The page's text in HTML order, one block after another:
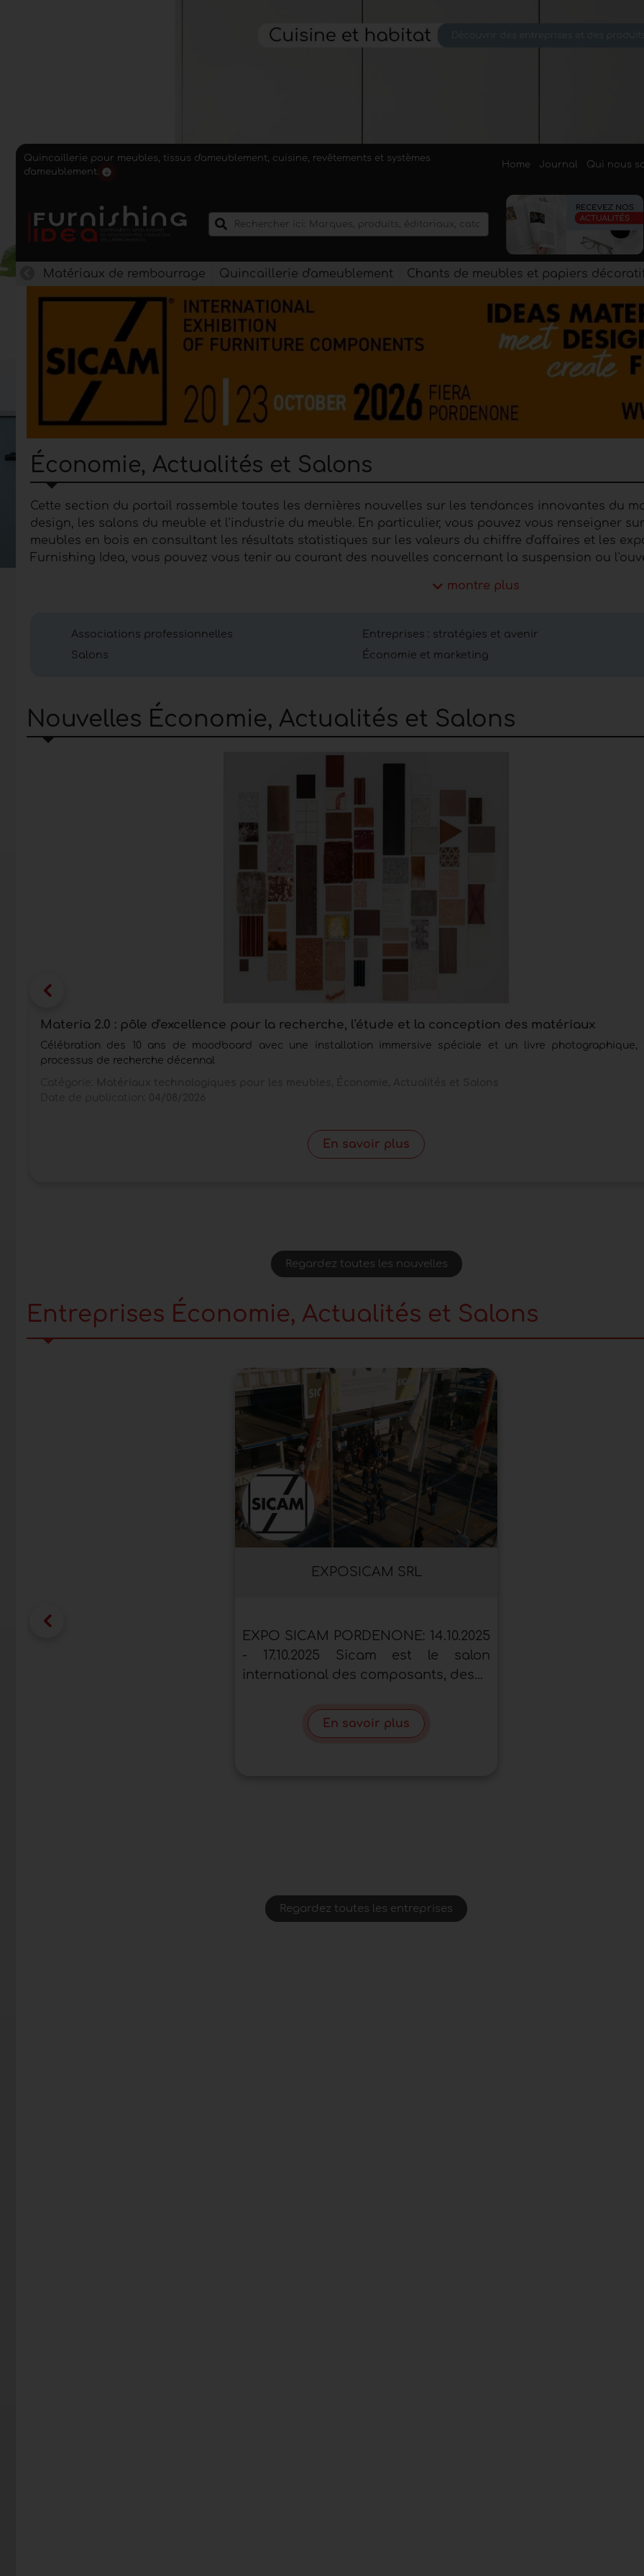
Quincaillerie pour meubles, tissus d'ameublement, cuisine, revêtements et systèmes
d'ameublement.
Home Journal Qui nous
Matériaux de rembourrage Quincaillerie d'ameublement Chants de meubles et papiers
Économie, Actualités et Salons
Cette section du portail rassemble toutes les dernières nouvelles sur les tendances innovantes du
design, les salons du meuble et l'industrie du meuble. En particulier, vous pouvez vous renseigner
meubles en bois en consultant les résultats statistiques sur les valeurs du chiffre d'affaires et les
Furnishing Idea, vous pouvez vous tenir au courant des nouvelles concernant la suspension ou
architecture d’intérieur et de l’industrie du meuble.
Des rapports sont publiés périodiquement sur des données statistiques concernant l'évolution
montre plus
Associations professionnelles Entreprises : stratégies et avenir
Salons
Économie et marketing
Nouvelles Économie, Actualités et Salons
Materia 2.0 : pôle d'excellence pour la recherche, l'étude et la conception des matériaux
Célébration des 10 ans de moodboard avec une installation immersive spéciale et un livre photographique,
processus de recherche décennal
En savoir plus
Regardez toutes les nouvelles
Entreprises Économie, Actualités et Salons
EXPOSICAM SRL
EXPO SICAM PORDENONE: 14.10.2025
- 17.10.2025 Sicam est le salon
international des composants, des...
En savoir plus
Regardez toutes les entreprises